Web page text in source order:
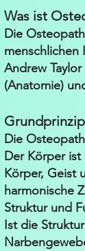
Was ist
Die
menschlichen
Andrew
(Anatomie)
Die
Der Körper ist
Körper, Geist
harmonische
Struktur und
Ist die